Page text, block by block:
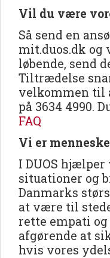
Vil du være
Så send en
mit.duos.dk og
løbende, send
Tiltrædelse
velkommen til
på 3634 4990.
FAQ
Vi er
I DUOS
situationer og
Danmarks
at være til
rette empati
afgørende at
hvis vores